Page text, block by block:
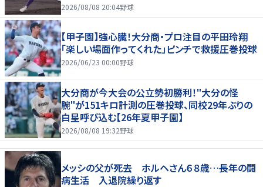
2026/08/08 20:04野球
【甲子園】強心臓！大分商・プロ注目の平田玲翔
「楽しい場面作ってくれた」ピンチで救援圧巻投球
2026/06/23 00:00野球
大分商が今大会の公立勢初勝利！"大分の怪
腕"が151キロ計測の圧巻投球、同校29年ぶりの
白星呼び込む【26年夏甲子園】
2026/08/08 19:32野球
メッシの父が死去 ホルヘさん６８歳…長年の闘
病生活 入退院繰り返す